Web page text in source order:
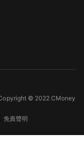
© 2022 CMoney
免責聲明